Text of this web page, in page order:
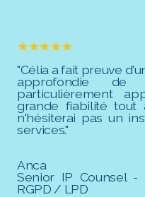
★★★★★
"Célia a fait preuve
approfondie de
particulièrement
grande fiabilité tout
n'hésiterai pas un
services."
Anca
Senior IP Counsel
RGPD / LPD